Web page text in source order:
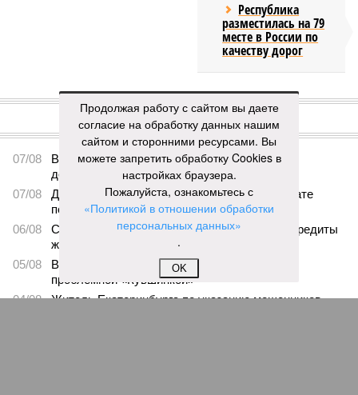
Республика
разместилась на 79
месте в России по
качеству дорог
КОММЕНТАРИИ
ПОСЛЕДНИЕ НОВОСТИ
07/08
В Чебоксарах в ближайшие годы не будут
достраивать спуск к заливу
07/08
Два предприятия выплатили долги по зарплате
после вмешательства прокуратуры
06/08
Суд аннулировал ошибочно оформленные кредиты
жителя Чебоксар
05/08
В Чебоксарах снесут 46 строений рядом с
проблемной «Кувшинкой»
04/08
Житель Екатеринбурга по указанию мошенников
Продолжая работу с сайтом вы даете
согласие на обработку данных нашим
сайтом и сторонними ресурсами. Вы
можете запретить обработку Cookies в
настройках браузера.
Пожалуйста, ознакомьтесь с
«Политикой в отношении обработки
персональных данных»
.
OK